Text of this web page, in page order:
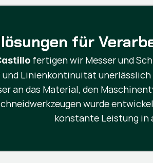
für
fertigen wir Messer und
Linienkontinuität
an das Material, den
wurde
konstante Leistung in